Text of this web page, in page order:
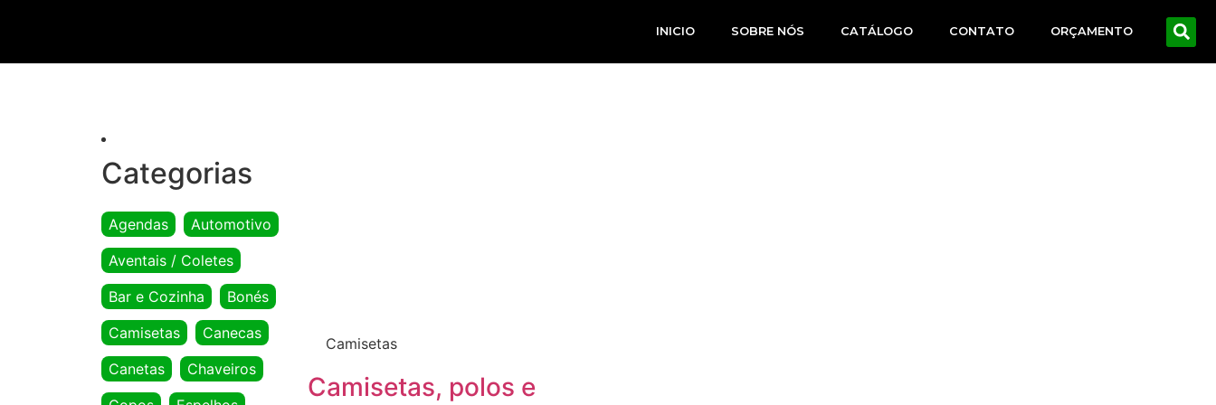
INICIO SOBRE NÓS CATÁLOGO CONTATO ORÇAMENTO
Categorias
Agendas
Automotivo
Aventais / Coletes
Bar e Cozinha
Bonés
Camisetas
Canecas
Canetas
Chaveiros
Camisetas
Camisetas, polos e